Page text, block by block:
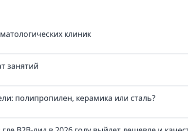
клиник
занятий
полипропилен, керамика или сталь?